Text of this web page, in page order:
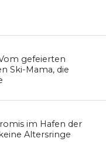
gefeierten
Ski-Mama, die
im Hafen der
Altersringe